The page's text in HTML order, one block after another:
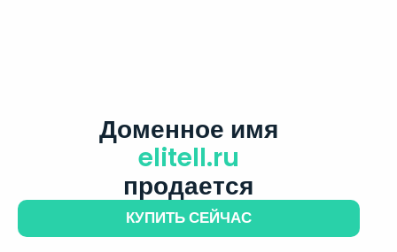
Доменное имя
elitell.ru
продается
КУПИТЬ СЕЙЧАС